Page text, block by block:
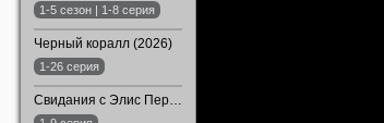
1-5 сезон | 1-8 серия
Черный коралл (2026)
1-26 серия
Свидания с Элис Перес (2026)